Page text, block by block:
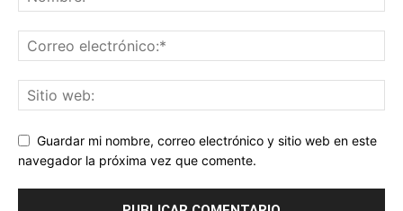
Guardar mi nombre, correo electrónico y sitio web en este
navegador la próxima vez que comente.